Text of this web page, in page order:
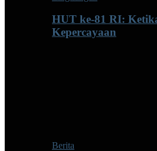
HUT ke-81 RI:
Kepercayaan
Berita